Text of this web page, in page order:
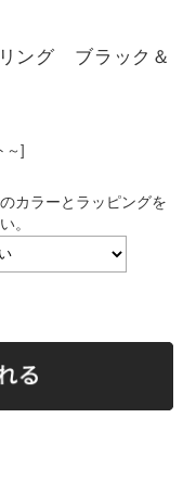
ング ブラック＆
～]
カラーとラッピングを
。